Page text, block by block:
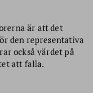
är att det
den representativa
också värdet på
att falla.